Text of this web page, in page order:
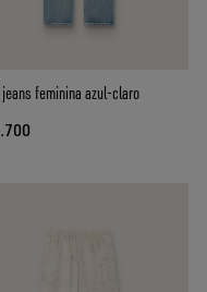
jeans feminina azul-claro